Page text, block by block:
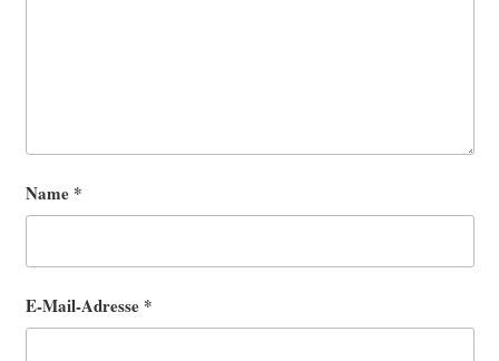
Name *
E-Mail-Adresse *